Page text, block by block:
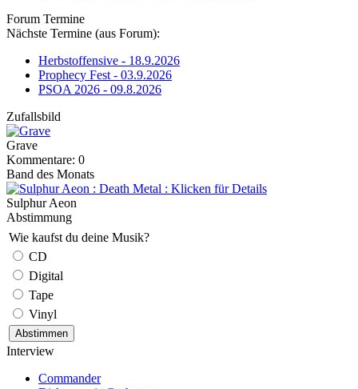
Forum Termine
Nächste Termine (aus Forum):
Herbstoffensive - 18.9.2026
Prophecy Fest - 03.9.2026
PSOA 2026 - 09.8.2026
Zufallsbild
Grave
Kommentare: 0
Band des Monats
Sulphur Aeon
Abstimmung
Wie kaufst du deine Musik?
CD
Digital
Tape
Vinyl
Interview
Commander